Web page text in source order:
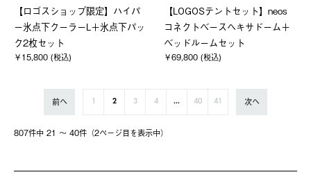
【ロゴスショップ限定】ハイパ
ー氷点下クーラーL＋氷点下パッ
ク2枚セット
￥15,800 (税込)
【LOGOSテントセット】neos
コネクトベースヘキサドーム＋
ベッドルームセット
￥69,800 (税込)
807件中 21 〜 40件（2ページ⽬を表⽰中）
前へ 1 2 3 4 ... 40 41 次へ